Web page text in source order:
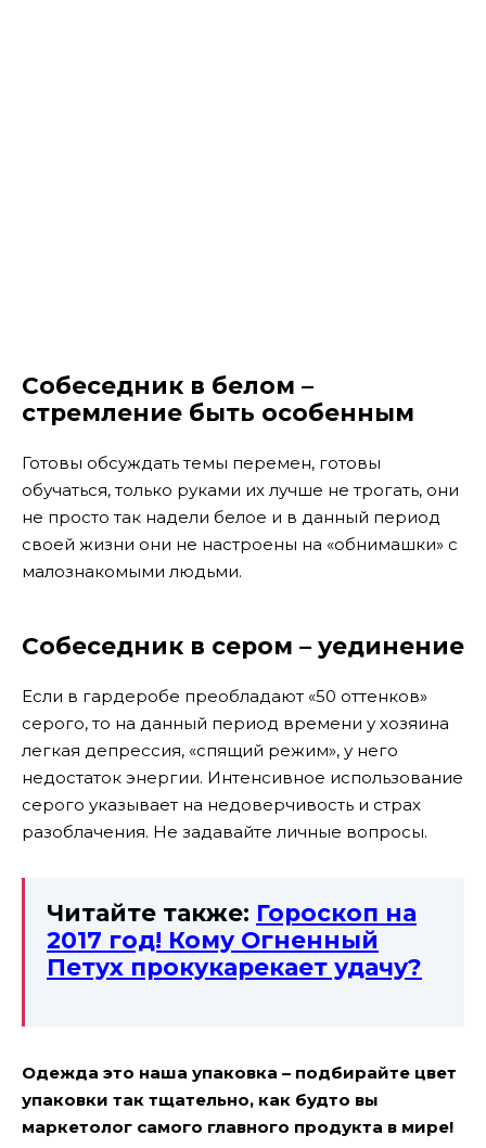
Собеседник в белом –
стремление быть особенным
Готовы обсуждать темы перемен, готовы
обучаться, только руками их лучше не трогать, они
не просто так надели белое и в данный период
своей жизни они не настроены на «обнимашки» с
малознакомыми людьми.
Собеседник в сером – уединение
Если в гардеробе преобладают «50 оттенков»
серого, то на данный период времени у хозяина
легкая депрессия, «спящий режим», у него
недостаток энергии. Интенсивное использование
серого указывает на недоверчивость и страх
разоблачения. Не задавайте личные вопросы.
Читайте также: Гороскоп на
2017 год! Кому Огненный
Петух прокукарекает удачу?
Одежда это наша упаковка – подбирайте цвет
упаковки так тщательно, как будто вы
маркетолог самого главного продукта в мире!